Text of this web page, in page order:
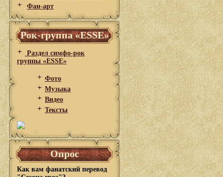
Фан-арт
Рок-группа «ESSE»
Раздел симфо-рок
группы «ESSE»
Фото
Музыка
Видео
Тексты
Опрос
Как вам фанатский перевод